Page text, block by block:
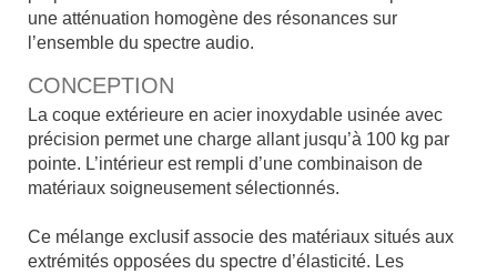
une atténuation homogène des résonances sur
l’ensemble du spectre audio.
CONCEPTION
La coque extérieure en acier inoxydable usinée avec
précision permet une charge allant jusqu’à 100 kg par
pointe. L’intérieur est rempli d’une combinaison de
matériaux soigneusement sélectionnés.
Ce mélange exclusif associe des matériaux situés aux
extrémités opposées du spectre d’élasticité. Les